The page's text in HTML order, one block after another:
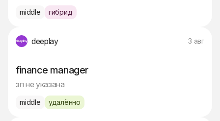
middle гибрид
deeplay 3 авг
finance manager
зп не указана
middle удалённо